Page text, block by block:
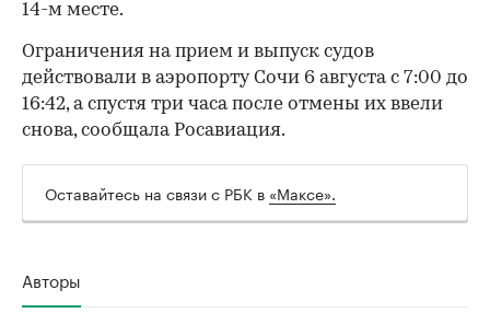
00:00
14-м месте.
Ограничения на прием и выпуск судов
действовали в аэропорту Сочи 6 августа с 7:00 до
16:42, а спустя три часа после отмены их ввели
снова, сообщала Росавиация.
Оставайтесь на связи с РБК в «Максе».
Авторы